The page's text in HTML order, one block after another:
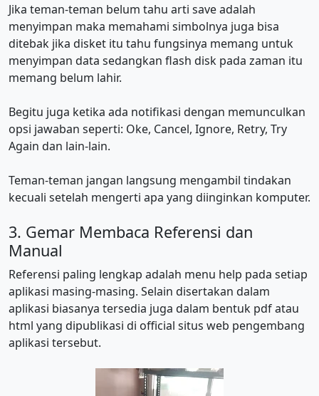
Jika teman-teman belum tahu arti save adalah
menyimpan maka memahami simbolnya juga bisa
ditebak jika disket itu tahu fungsinya memang untuk
menyimpan data sedangkan flash disk pada zaman itu
memang belum lahir.
Begitu juga ketika ada notifikasi dengan memunculkan
opsi jawaban seperti: Oke, Cancel, Ignore, Retry, Try
Again dan lain-lain.
Teman-teman jangan langsung mengambil tindakan
kecuali setelah mengerti apa yang diinginkan komputer.
3. Gemar Membaca Referensi dan
Manual
Referensi paling lengkap adalah menu help pada setiap
aplikasi masing-masing. Selain disertakan dalam
aplikasi biasanya tersedia juga dalam bentuk pdf atau
html yang dipublikasi di official situs web pengembang
aplikasi tersebut.